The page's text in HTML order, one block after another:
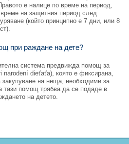
е налице по време на период,
на защитния период след
(който принципно е 7 дни, или 8
при раждане на дете?
система предвижда помощ за
dieťaťa), която е фиксирана,
на неща, необходими за
тази помощ трябва да се подаде в
на детето.